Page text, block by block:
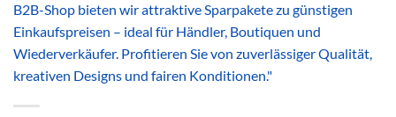
B2B-Shop bieten wir attraktive Sparpakete zu günstigen
Einkaufspreisen – ideal für Händler, Boutiquen und
Wiederverkäufer. Profitieren Sie von zuverlässiger Qualität,
kreativen Designs und fairen Konditionen."